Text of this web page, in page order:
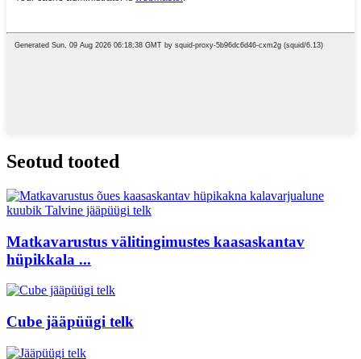
Seotud tooted
Matkavarustus välitingimustes kaasaskantav
hüpikkala ...
Cube jääpüügi telk